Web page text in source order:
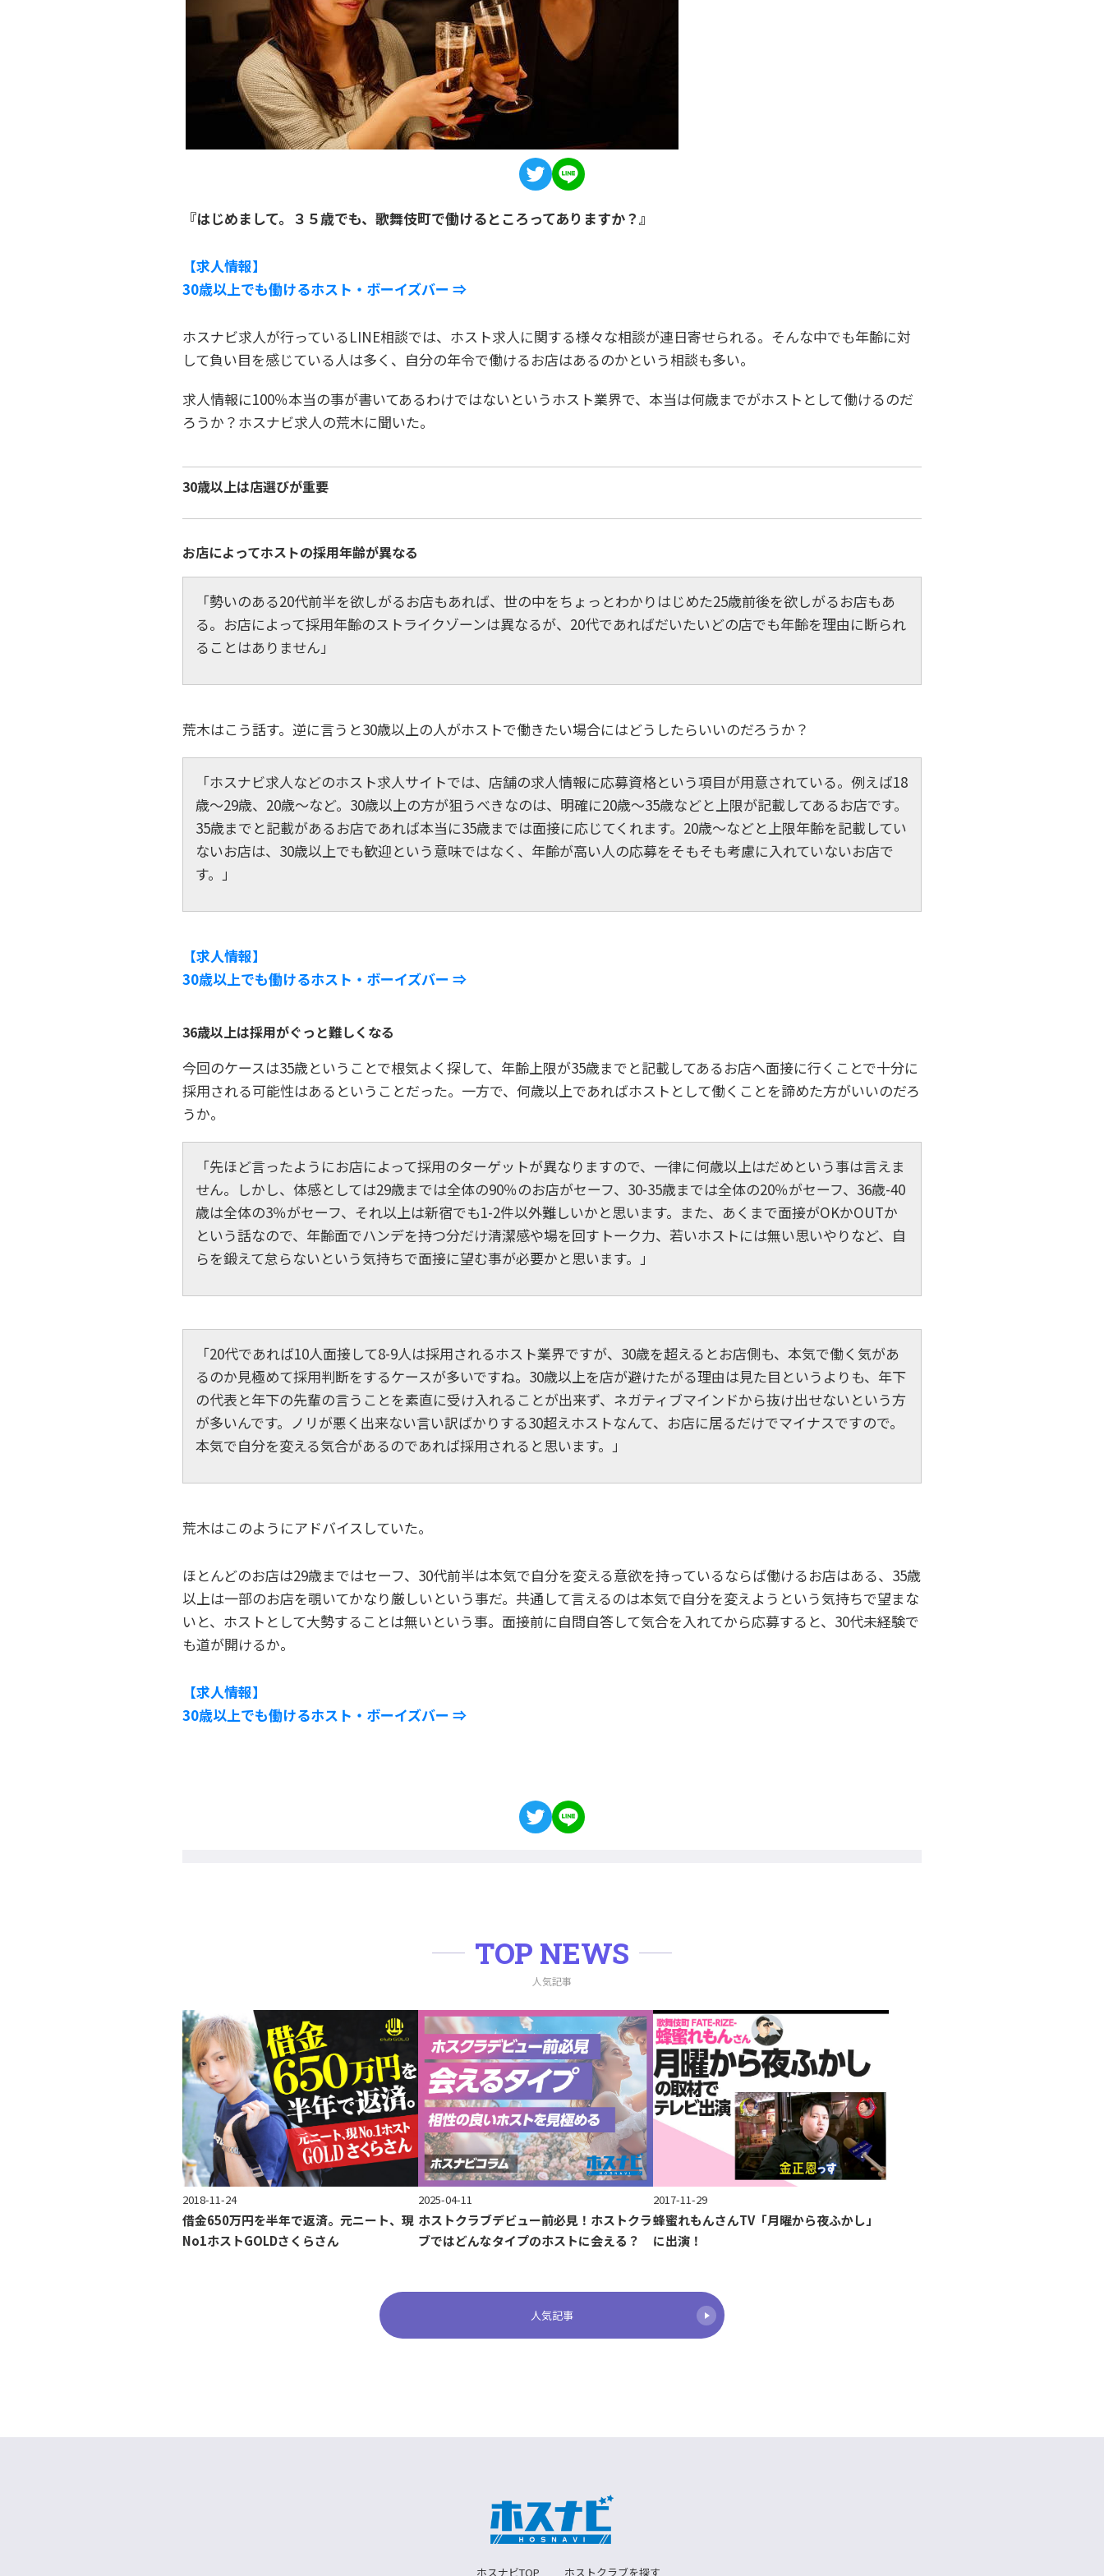
『はじめまして。３５歳でも、歌舞伎町で働けるところってありますか？』
【求人情報】
30歳以上でも働けるホスト・ボーイズバー ⇒
ホスナビ求人が行っているLINE相談では、ホスト求人に関する様々な相談が連日寄せられる。そんな中でも年齢に対
して負い目を感じている人は多く、自分の年令で働けるお店はあるのかという相談も多い。
求人情報に100％本当の事が書いてあるわけではないというホスト業界で、本当は何歳までがホストとして働けるのだ
ろうか？ホスナビ求人の荒木に聞いた。
30歳以上は店選びが重要
お店によってホストの採用年齢が異なる
「勢いのある20代前半を欲しがるお店もあれば、世の中をちょっとわかりはじめた25歳前後を欲しがるお店もあ
る。お店によって採用年齢のストライクゾーンは異なるが、20代であればだいたいどの店でも年齢を理由に断られ
ることはありません」
荒木はこう話す。逆に言うと30歳以上の人がホストで働きたい場合にはどうしたらいいのだろうか？
「ホスナビ求人などのホスト求人サイトでは、店舗の求人情報に応募資格という項目が用意されている。例えば18
歳～29歳、20歳～など。30歳以上の方が狙うべきなのは、明確に20歳～35歳などと上限が記載してあるお店です。
35歳までと記載があるお店であれば本当に35歳までは面接に応じてくれます。20歳～などと上限年齢を記載してい
ないお店は、30歳以上でも歓迎という意味ではなく、年齢が高い人の応募をそもそも考慮に入れていないお店で
す。」
【求人情報】
30歳以上でも働けるホスト・ボーイズバー ⇒
36歳以上は採用がぐっと難しくなる
今回のケースは35歳ということで根気よく探して、年齢上限が35歳までと記載してあるお店へ面接に行くことで十分に
採用される可能性はあるということだった。一方で、何歳以上であればホストとして働くことを諦めた方がいいのだろ
うか。
「先ほど言ったようにお店によって採用のターゲットが異なりますので、一律に何歳以上はだめという事は言えま
せん。しかし、体感としては29歳までは全体の90％のお店がセーフ、30-35歳までは全体の20％がセーフ、36歳-40
歳は全体の3％がセーフ、それ以上は新宿でも1-2件以外難しいかと思います。また、あくまで面接がOKかOUTか
という話なので、年齢面でハンデを持つ分だけ清潔感や場を回すトーク力、若いホストには無い思いやりなど、自
らを鍛えて怠らないという気持ちで面接に望む事が必要かと思います。」
「20代であれば10人面接して8-9人は採用されるホスト業界ですが、30歳を超えるとお店側も、本気で働く気があ
るのか見極めて採用判断をするケースが多いですね。30歳以上を店が避けたがる理由は見た目というよりも、年下
の代表と年下の先輩の言うことを素直に受け入れることが出来ず、ネガティブマインドから抜け出せないという方
が多いんです。ノリが悪く出来ない言い訳ばかりする30超えホストなんて、お店に居るだけでマイナスですので。
本気で自分を変える気合があるのであれば採用されると思います。」
荒木はこのようにアドバイスしていた。
ほとんどのお店は29歳まではセーフ、30代前半は本気で自分を変える意欲を持っているならば働けるお店はある、35歳
以上は一部のお店を覗いてかなり厳しいという事だ。共通して言えるのは本気で自分を変えようという気持ちで望まな
いと、ホストとして大勢することは無いという事。面接前に自問自答して気合を入れてから応募すると、30代未経験で
も道が開けるか。
【求人情報】
30歳以上でも働けるホスト・ボーイズバー ⇒
TOP NEWS
人気記事
2018-11-24
借金650万円を半年で返済。元ニート、現
No1ホストGOLDさくらさん
2025-04-11
ホストクラブデビュー前必見！ホストクラ
ブではどんなタイプのホストに会える？
2017-11-29
蜂蜜れもんさんTV「月曜から夜ふかし」
に出演！
人気記事
ホスナビTOP ホストクラブを探す